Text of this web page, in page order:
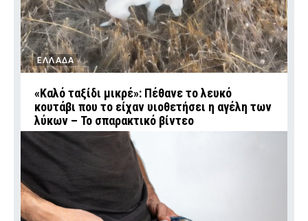
ΕΛΛΑΔΑ
«Καλό ταξίδι μικρέ»: Πέθανε το λευκό
κουτάβι που το είχαν υιοθετήσει η αγέλη των
λύκων – Το σπαρακτικό βίντεο